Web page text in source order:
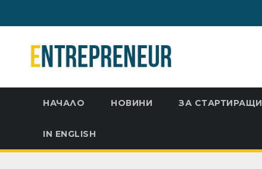
to
content
НАЧАЛО НОВИНИ ЗА СТАРТИРАЩИ
IN ENGLISH